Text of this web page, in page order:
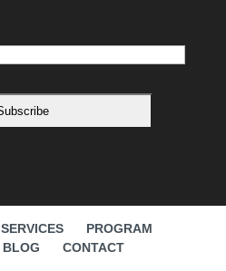
SERVICES
PROGRAM
BLOG CONTACT